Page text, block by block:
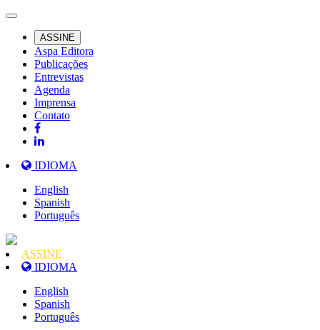
ASSINE
Aspa Editora
Publicações
Entrevistas
Agenda
Imprensa
Contato
IDIOMA
English
Spanish
Português
ASSINE
IDIOMA
English
Spanish
Português